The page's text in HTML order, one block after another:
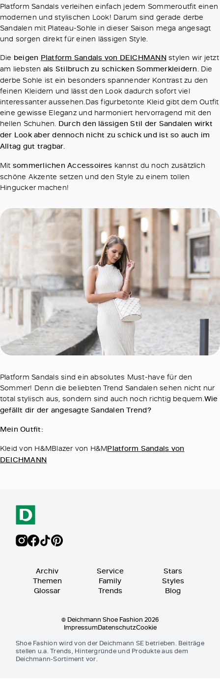
Platform Sandals verleihen einfach jedem Sommeroutfit einen
modernen und stylischen Look! Darum sind gerade derbe
Sandalen mit Plateau-Sohle in dieser Saison mega angesagt
und sorgen direkt für einen lässigen Style.
Die beigen Platform Sandals von DEICHMANN stylen wir jetzt
am liebsten als Stilbruch zu schicken Sommerkleidern. Die
derbe Sohle ist ein besonders spannender Kontrast zu den
feinen Kleidern und lässt den Look dadurch sofort viel
interessanter aussehen.Das figurbetonte Kleid gibt dem Outfit
eine gewisse Eleganz und harmoniert hervorragend mit den
hellen Schuhen. Durch den lässigen Stil der Sandalen wirkt
der Look aber dennoch nicht zu schick und ist so auch im
Alltag gut tragbar.
Mit sommerlichen Accessoires kannst du noch zusätzlich
schöne Akzente setzen und den Style zu einem tollen
Hingucker machen!
Platform Sandals sind ein absolutes Must-have für den
Sommer! Denn die beliebten Trend Sandalen sehen nicht nur
total stylisch aus, sondern sind auch noch richtig bequem. Wie
gefällt dir der angesagte Sandalen Trend?
Mein Outfit:
Kleid von H&MBlazer von H&MPlatform Sandals von
DEICHMANN
Archiv
Themen
Glossar
Service
Family
Trends
Stars
Styles
Blog
© Deichmann Shoe Fashion 2026
ImpressumDatenschutzCookie
Shoe Fashion wird von der Deichmann SE betrieben. Beiträge
stellen u.a. Trends, Hintergründe und Produkte aus dem
Deichmann-Sortiment vor.